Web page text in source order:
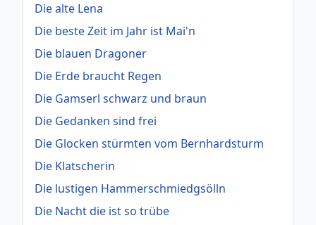
Die alte Lena
Die beste Zeit im Jahr ist Mai'n
Die blauen Dragoner
Die Erde braucht Regen
Die Gamserl schwarz und braun
Die Gedanken sind frei
Die Glocken stürmten vom Bernhardsturm
Die Klatscherin
Die lustigen Hammerschmiedgsölln
Die Nacht die ist so trübe